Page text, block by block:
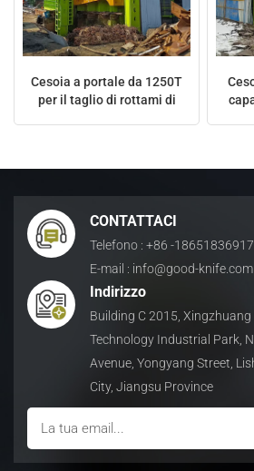
español
العربية
Cesoia a portale da 1250T
per il taglio di rottami di
CONTATTACI
Telefono : +86 -18651836917
E-mail : info@good-knife.com
Indirizzo
Building C 2015, Xingzhuang
Technology Industrial Park,
Avenue, Yongyang Street,
City, Jiangsu Province